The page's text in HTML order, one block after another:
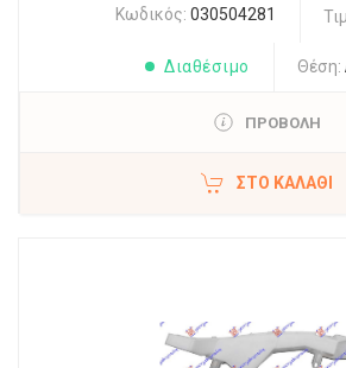
Κωδικός: 030504281
Διαθέσιμο Θέση:
ΠΡΟΒΟΛΗ
ΣΤΟ ΚΑΛΆΘΙ